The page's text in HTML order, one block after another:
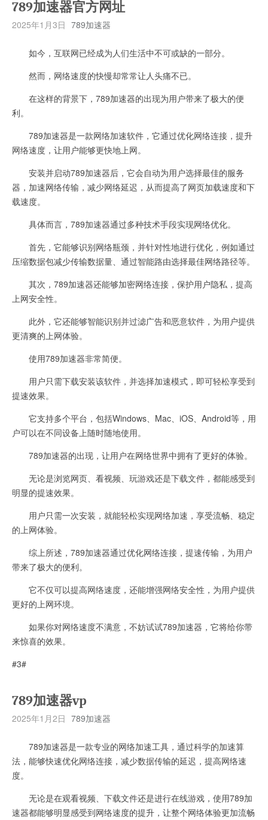
789加速器官方网址
2025年1月3日 789加速器
如今，互联网已经成为人们生活中不可或缺的一部分。
然而，网络速度的快慢却常常让人头痛不已。
在这样的背景下，789加速器的出现为用户带来了极大的便
利。
789加速器是一款网络加速软件，它通过优化网络连接，提升
网络速度，让用户能够更快地上网。
安装并启动789加速器后，它会自动为用户选择最佳的服务
器，加速网络传输，减少网络延迟，从而提高了网页加载速度和下
载速度。
具体而言，789加速器通过多种技术手段实现网络优化。
首先，它能够识别网络瓶颈，并针对性地进行优化，例如通过
压缩数据包减少传输数据量、通过智能路由选择最佳网络路径等。
其次，789加速器还能够加密网络连接，保护用户隐私，提高
上网安全性。
此外，它还能够智能识别并过滤广告和恶意软件，为用户提供
更清爽的上网体验。
使用789加速器非常简便。
用户只需下载安装该软件，并选择加速模式，即可轻松享受到
提速效果。
它支持多个平台，包括Windows、Mac、iOS、Android等，用
户可以在不同设备上随时随地使用。
789加速器的出现，让用户在网络世界中拥有了更好的体验。
无论是浏览网页、看视频、玩游戏还是下载文件，都能感受到
明显的提速效果。
用户只需一次安装，就能轻松实现网络加速，享受流畅、稳定
的上网体验。
综上所述，789加速器通过优化网络连接，提速传输，为用户
带来了极大的便利。
它不仅可以提高网络速度，还能增强网络安全性，为用户提供
更好的上网环境。
如果你对网络速度不满意，不妨试试789加速器，它将给你带
来惊喜的效果。
#3#
789加速器vp
2025年1月2日 789加速器
789加速器是一款专业的网络加速工具，通过科学的加速算
法，能够快速优化网络连接，减少数据传输的延迟，提高网络速
度。
无论是在观看视频、下载文件还是进行在线游戏，使用789加
速器都能够明显感受到网络速度的提升，让整个网络体验更加流畅